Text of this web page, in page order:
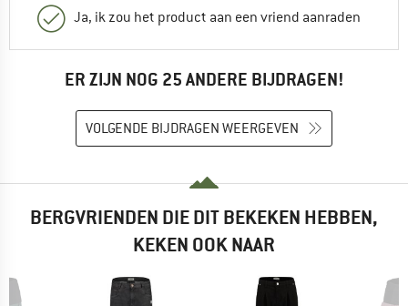
Ja, ik zou het product aan een vriend aanraden
ER ZIJN NOG 25 ANDERE BIJDRAGEN!
VOLGENDE BIJDRAGEN WEERGEVEN
BERGVRIENDEN DIE DIT BEKEKEN HEBBEN,
KEKEN OOK NAAR